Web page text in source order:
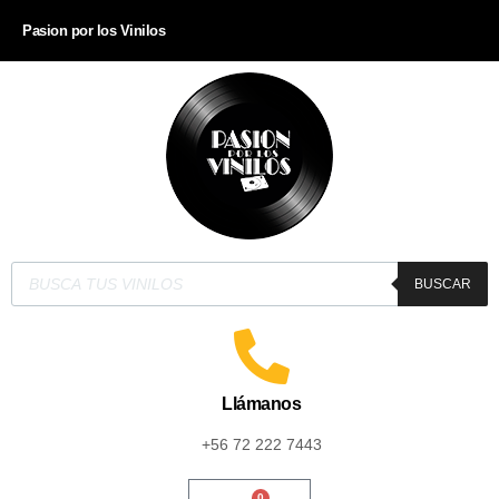
Pasion por los Vinilos
BUSCAR
Llámanos
+56 72 222 7443